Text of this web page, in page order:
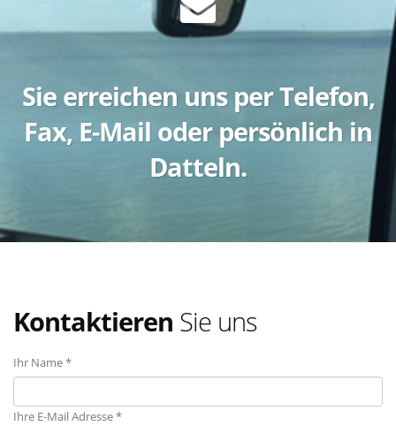
Sie erreichen uns per Telefon,
Fax, E-Mail oder persönlich in
Datteln.
Kontaktieren Sie uns
Ihr Name *
Ihre E-Mail Adresse *